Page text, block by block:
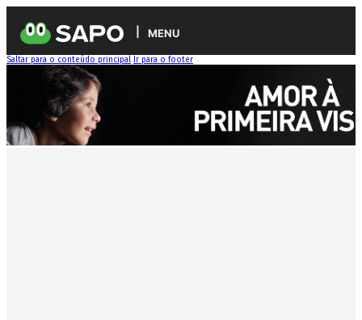
MENU
Saltar para o conteúdo principal Ir para o footer